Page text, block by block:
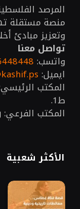
المرصد
منصة مستقلة
وتعزيز مبادئ
تواصل معنا
واتسب:
ايميل:
المكتب
ط1.
المكتب الفرعي:
الأكثر شعبية